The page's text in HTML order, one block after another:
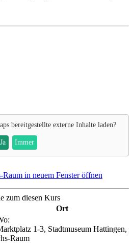
bereitgestellte externe Inhalte laden?
Ja Immer
in neuem Fenster öffnen
zum diesen Kurs
Ort
1-3, Stadtmuseum Hattingen,
Raum